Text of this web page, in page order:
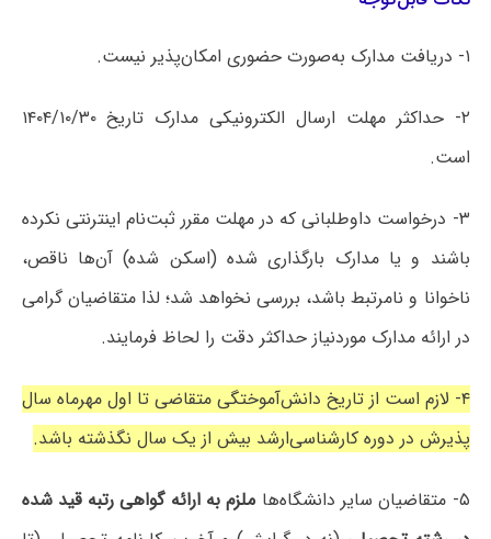
۱- دریافت مدارک به‌صورت حضوری امکان‌پذیر نیست.
۲- حداکثر مهلت ارسال الکترونیکی مدارک تاریخ ۱۴۰۴/۱۰/۳۰
است.
۳- درخواست داوطلبانی که در مهلت مقرر ثبت‌نام اینترنتی نکرده
باشند و یا مدارک بارگذاری شده (اسکن شده) آن‌ها ناقص،
ناخوانا و نامرتبط باشد، بررسی نخواهد شد؛ لذا متقاضیان گرامی
در ارائه مدارک موردنیاز حداکثر دقت را لحاظ فرمایند.
۴- لازم است از تاریخ دانش‌آموختگی متقاضی تا اول مهرماه سال
پذیرش در دوره کارشناسی‌ارشد بیش از یک سال نگذشته باشد.
۵- متقاضیان سایر دانشگاه‌ها
ملزم به ارائه گواهی رتبه قید شده